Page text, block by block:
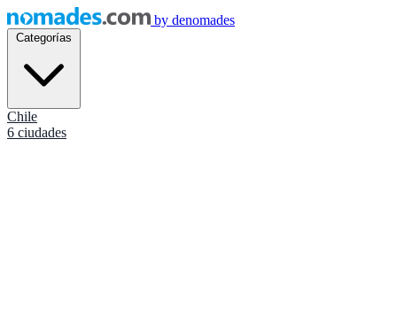
by denomades
Chile
6 ciudades